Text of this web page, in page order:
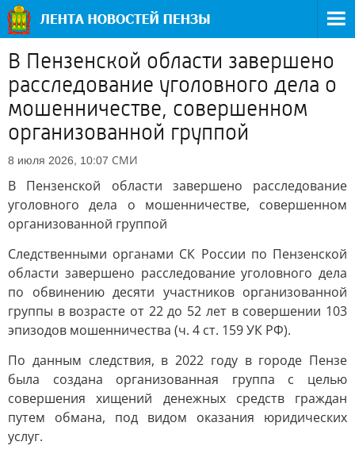
В Пензенской области завершено
расследование уголовного дела о
мошенничестве, совершенном
организованной группой
8 июля 2026, 10:07 СМИ
В Пензенской области завершено расследование
уголовного дела о мошенничестве, совершенном
организованной группой
Следственными органами СК России по Пензенской
области завершено расследование уголовного дела
по обвинению десяти участников организованной
группы в возрасте от 22 до 52 лет в совершении 103
эпизодов мошенничества (ч. 4 ст. 159 УК РФ).
По данным следствия, в 2022 году в городе Пензе
была создана организованная группа с целью
совершения хищений денежных средств граждан
путем обмана, под видом оказания юридических
услуг.